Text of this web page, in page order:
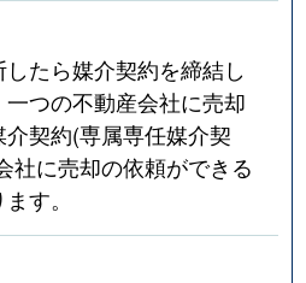
たら媒介契約を締結し
つの不動産会社に売却
契約(専属専任媒介契
社に売却の依頼ができる
す。